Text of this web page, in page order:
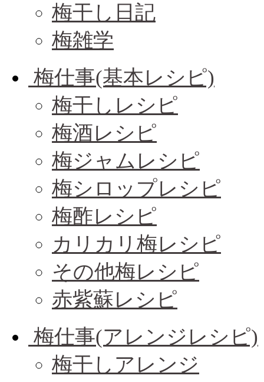
梅干し日記
梅雑学
梅仕事(基本レシピ)
梅干しレシピ
梅酒レシピ
梅ジャムレシピ
梅シロップレシピ
梅酢レシピ
カリカリ梅レシピ
その他梅レシピ
赤紫蘇レシピ
梅仕事(アレンジレシピ)
梅干しアレンジ